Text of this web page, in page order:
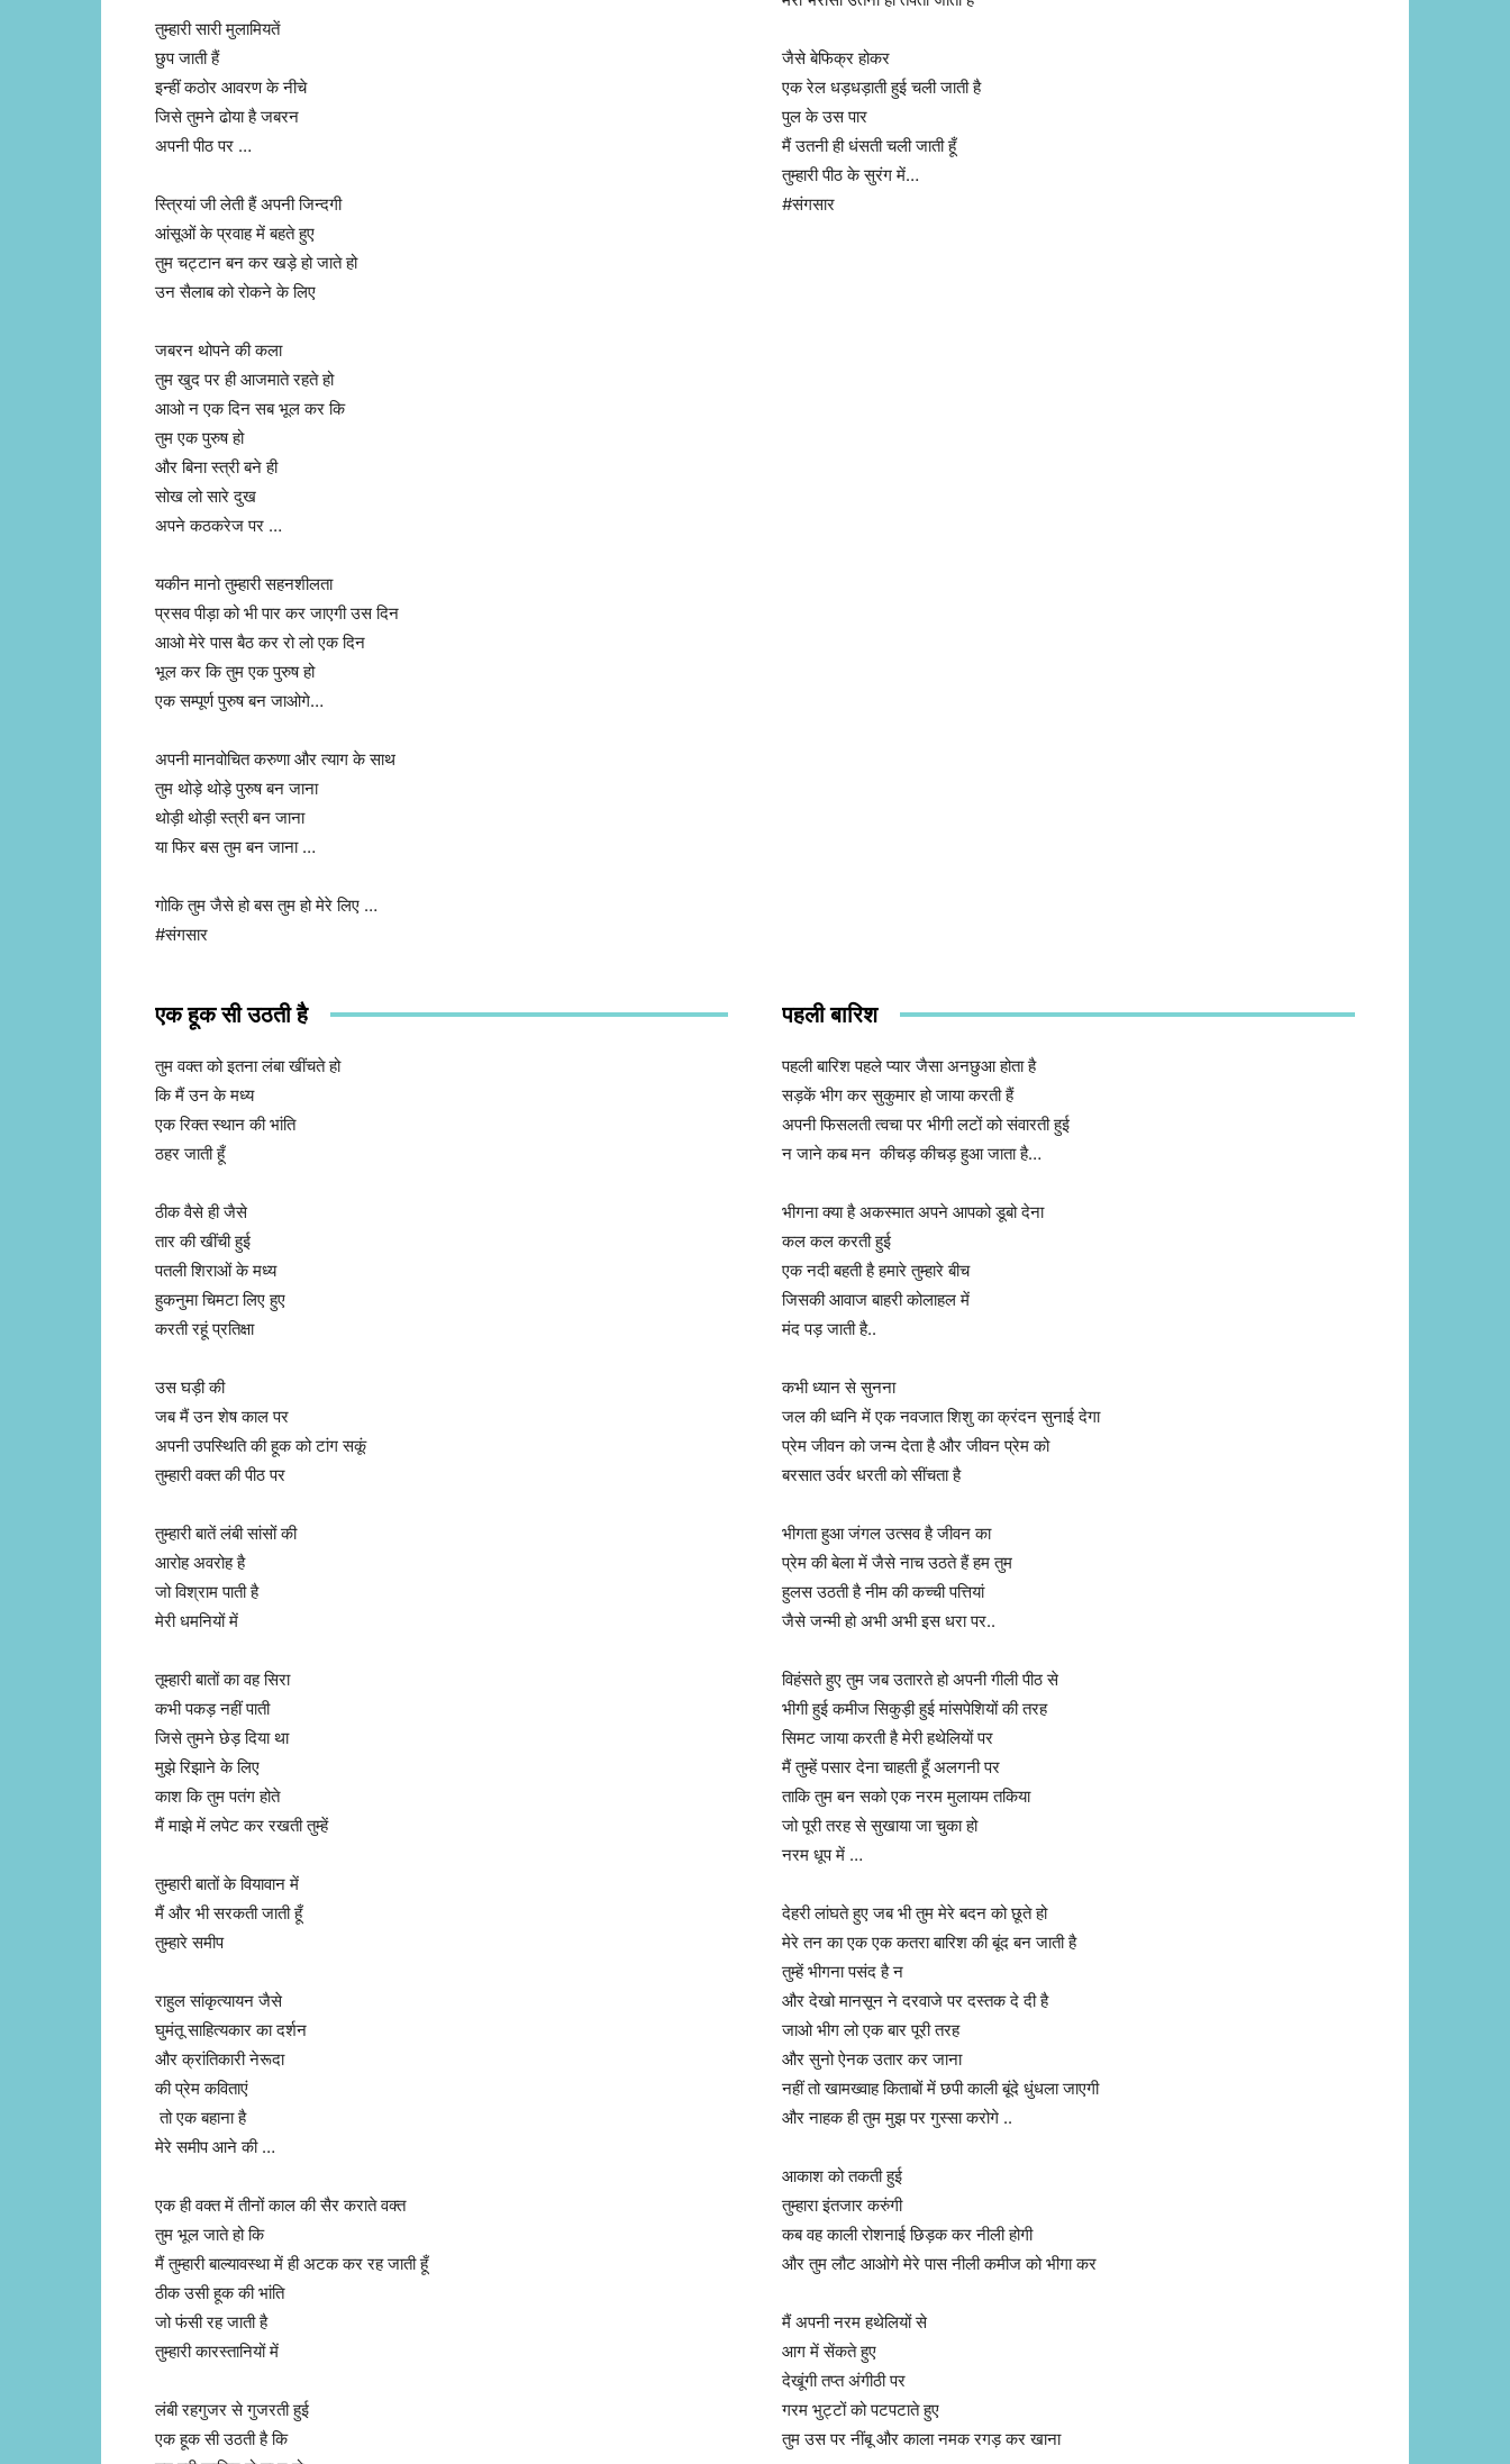
तुम्हारी सारी मुलामियतें
छुप जाती हैं
इन्हीं कठोर आवरण के नीचे
जिसे तुमने ढोया है जबरन
अपनी पीठ पर …
स्त्रियां जी लेती हैं अपनी जिन्दगी
आंसूओं के प्रवाह में बहते हुए
तुम चट्टान बन कर खड़े हो जाते हो
उन सैलाब को रोकने के लिए
जबरन थोपने की कला
तुम खुद पर ही आजमाते रहते हो
आओ न एक दिन सब भूल कर कि
तुम एक पुरुष हो
और बिना स्त्री बने ही
सोख लो सारे दुख
अपने कठकरेज पर …
यकीन मानो तुम्हारी सहनशीलता
प्रसव पीड़ा को भी पार कर जाएगी उस दिन
आओ मेरे पास बैठ कर रो लो एक दिन
भूल कर कि तुम एक पुरुष हो
एक सम्पूर्ण पुरुष बन जाओगे…
अपनी मानवोचित करुणा और त्याग के साथ
तुम थोड़े थोड़े पुरुष बन जाना
थोड़ी थोड़ी स्त्री बन जाना
या फिर बस तुम बन जाना …
गोकि तुम जैसे हो बस तुम हो मेरे लिए …
#संगसार
जैसे बेफिक्र होकर
एक रेल धड़धड़ाती हुई चली जाती है
पुल के उस पार
मैं उतनी ही धंसती चली जाती हूँ
तुम्हारी पीठ के सुरंग में…
#संगसार
एक हूक सी उठती है
तुम वक्त को इतना लंबा खींचते हो
कि मैं उन के मध्य
एक रिक्त स्थान की भांति
ठहर जाती हूँ
ठीक वैसे ही जैसे
तार की खींची हुई
पतली शिराओं के मध्य
हुकनुमा चिमटा लिए हुए
करती रहूं प्रतिक्षा
उस घड़ी की
जब मैं उन शेष काल पर
अपनी उपस्थिति की हूक को टांग सकूं
तुम्हारी वक्त की पीठ पर
तुम्हारी बातें लंबी सांसों की
आरोह अवरोह है
जो विश्राम पाती है
मेरी धमनियों में
तूम्हारी बातों का वह सिरा
कभी पकड़ नहीं पाती
जिसे तुमने छेड़ दिया था
मुझे रिझाने के लिए
काश कि तुम पतंग होते
मैं माझे में लपेट कर रखती तुम्हें
तुम्हारी बातों के वियावान में
मैं और भी सरकती जाती हूँ
तुम्हारे समीप
राहुल सांकृत्यायन जैसे
घुमंतू साहित्यकार का दर्शन
और क्रांतिकारी नेरूदा
की प्रेम कविताएं
तो एक बहाना है
मेरे समीप आने की …
एक ही वक्त में तीनों काल की सैर कराते वक्त
तुम भूल जाते हो कि
मैं तुम्हारी बाल्यावस्था में ही अटक कर रह जाती हूँ
ठीक उसी हूक की भांति
जो फंसी रह जाती है
तुम्हारी कारस्तानियों में
लंबी रहगुजर से गुजरती हुई
एक हूक सी उठती है कि
पहली बारिश
पहली बारिश पहले प्यार जैसा अनछुआ होता है
सड़कें भीग कर सुकुमार हो जाया करती हैं
अपनी फिसलती त्वचा पर भीगी लटों को संवारती हुई
न जाने कब मन कीचड़ कीचड़ हुआ जाता है…
भीगना क्या है अकस्मात अपने आपको डूबो देना
कल कल करती हुई
एक नदी बहती है हमारे तुम्हारे बीच
जिसकी आवाज बाहरी कोलाहल में
मंद पड़ जाती है..
कभी ध्यान से सुनना
जल की ध्वनि में एक नवजात शिशु का क्रंदन सुनाई देगा
प्रेम जीवन को जन्म देता है और जीवन प्रेम को
बरसात उर्वर धरती को सींचता है
भीगता हुआ जंगल उत्सव है जीवन का
प्रेम की बेला में जैसे नाच उठते हैं हम तुम
हुलस उठती है नीम की कच्ची पत्तियां
जैसे जन्मी हो अभी अभी इस धरा पर..
विहंसते हुए तुम जब उतारते हो अपनी गीली पीठ से
भीगी हुई कमीज सिकुड़ी हुई मांसपेशियों की तरह
सिमट जाया करती है मेरी हथेलियों पर
मैं तुम्हें पसार देना चाहती हूँ अलगनी पर
ताकि तुम बन सको एक नरम मुलायम तकिया
जो पूरी तरह से सुखाया जा चुका हो
नरम धूप में …
देहरी लांघते हुए जब भी तुम मेरे बदन को छूते हो
मेरे तन का एक एक कतरा बारिश की बूंद बन जाती है
तुम्हें भीगना पसंद है न
और देखो मानसून ने दरवाजे पर दस्तक दे दी है
जाओ भीग लो एक बार पूरी तरह
और सुनो ऐनक उतार कर जाना
नहीं तो खामख्वाह किताबों में छपी काली बूंदे धुंधला जाएगी
और नाहक ही तुम मुझ पर गुस्सा करोगे ..
आकाश को तकती हुई
तुम्हारा इंतजार करुंगी
कब वह काली रोशनाई छिड़क कर नीली होगी
और तुम लौट आओगे मेरे पास नीली कमीज को भीगा कर
मैं अपनी नरम हथेलियों से
आग में सेंकते हुए
देखूंगी तप्त अंगीठी पर
गरम भुट्टों को पटपटाते हुए
तुम उस पर नींबू और काला नमक रगड़ कर खाना